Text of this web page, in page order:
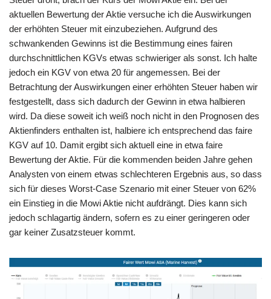
aktuellen Bewertung der Aktie versuche ich die Auswirkungen
der erhöhten Steuer mit einzubeziehen. Aufgrund des
schwankenden Gewinns ist die Bestimmung eines fairen
durchschnittlichen KGVs etwas schwieriger als sonst. Ich halte
jedoch ein KGV von etwa 20 für angemessen. Bei der
Betrachtung der Auswirkungen einer erhöhten Steuer haben wir
festgestellt, dass sich dadurch der Gewinn in etwa halbieren
wird. Da diese soweit ich weiß noch nicht in den Prognosen des
Aktienfinders enthalten ist, halbiere ich entsprechend das faire
KGV auf 10. Damit ergibt sich aktuell eine in etwa faire
Bewertung der Aktie. Für die kommenden beiden Jahre gehen
Analysten von einem etwas schlechteren Ergebnis aus, so dass
sich für dieses Worst-Case Szenario mit einer Steuer von 62%
ein Einstieg in die Mowi Aktie nicht aufdrängt. Dies kann sich
jedoch schlagartig ändern, sofern es zu einer geringeren oder
gar keiner Zusatzsteuer kommt.